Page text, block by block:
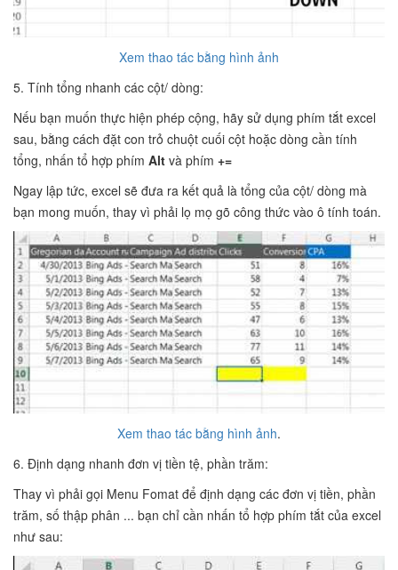
Xem thao tác bằng hình ảnh
5. Tính tổng nhanh các cột/ dòng:
Nếu bạn muốn thực hiện phép cộng, hãy sử dụng phím tắt excel
sau, bằng cách đặt con trỏ chuột cuối cột hoặc dòng cần tính
tổng, nhấn tổ hợp phím Alt và phím +=
Ngay lập tức, excel sẽ đưa ra kết quả là tổng của cột/ dòng mà
bạn mong muốn, thay vì phải lọ mọ gõ công thức vào ô tính toán.
Xem thao tác bằng hình ảnh.
6. Định dạng nhanh đơn vị tiền tệ, phần trăm:
Thay vì phải gọi Menu Fomat để định dạng các đơn vị tiền, phần
trăm, số thập phân ... bạn chỉ cần nhấn tổ hợp phím tắt của excel
như sau: